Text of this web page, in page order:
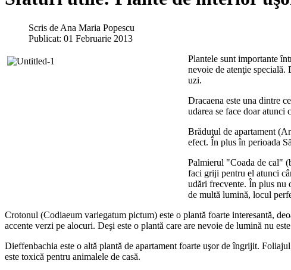
Scris de Ana Maria Popescu
Publicat: 01 Februarie 2013
Plantele sunt importante
nevoie de atenţie specială.
uzi.
Dracaena este una dintre
udarea se face doar atunci
Brăduţul de apartament
efect. În plus în perioada
Palmierul "Coada de cal"
faci griji pentru el atunci
udări frecvente. În plus nu
de multă lumină, locul
Crotonul (Codiaeum variegatum pictum) este o plantă foarte interesantă,
accente verzi pe alocuri. Deşi este o plantă care are nevoie de lumină nu
Dieffenbachia este o altă plantă de apartament foarte uşor de îngrijit.
este toxică pentru animalele de casă.